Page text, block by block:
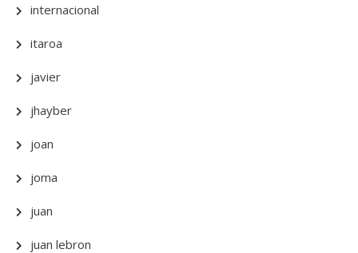
internacional
itaroa
javier
jhayber
joan
joma
juan
juan lebron